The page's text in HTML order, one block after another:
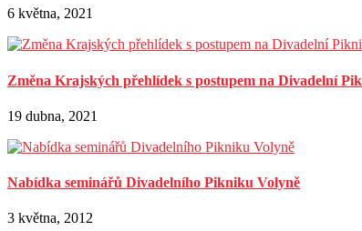
6 května, 2021
Změna Krajských přehlídek s postupem na Divadelní
19 dubna, 2021
Nabídka seminářů Divadelního Pikniku Volyně
3 května, 2012